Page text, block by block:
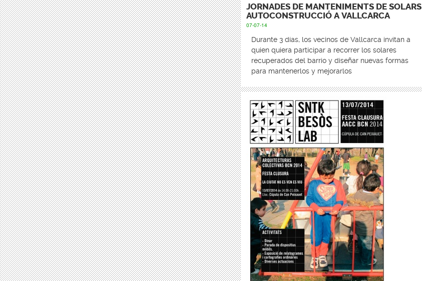
JORNADES DE MANTENIMENTS DE SOLARS I
AUTOCONSTRUCCIÓ A VALLCARCA
07-07-14
Durante 3 días, los vecinos de Vallcarca invitan a
quien quiera participar a recorrer los solares
recuperados del barrio y diseñar nuevas formas
para mantenerlos y mejorarlos